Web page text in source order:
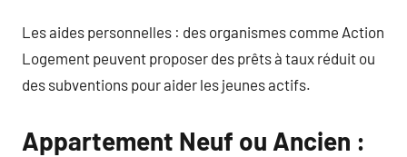
Les aides personnelles : des organismes comme Action
Logement peuvent proposer des prêts à taux réduit ou
des subventions pour aider les jeunes actifs.
Appartement Neuf ou Ancien :